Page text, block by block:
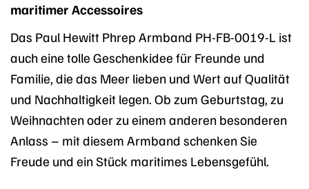
maritimer Accessoires
Das Paul Hewitt Phrep Armband PH-FB-0019-L ist
auch eine tolle Geschenkidee für Freunde und
Familie, die das Meer lieben und Wert auf Qualität
und Nachhaltigkeit legen. Ob zum Geburtstag, zu
Weihnachten oder zu einem anderen besonderen
Anlass – mit diesem Armband schenken Sie
Freude und ein Stück maritimes Lebensgefühl.